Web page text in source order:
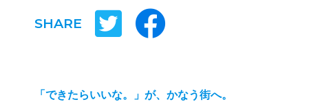
SHARE
「できたらいいな。」が、かなう街へ。